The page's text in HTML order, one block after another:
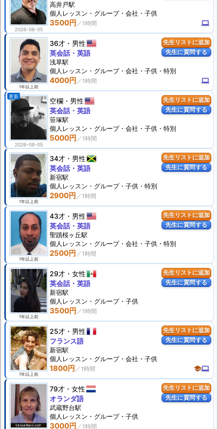
2026-08-05
3500円 computer
高井戸駅
個人 レッスン ・グループ・会社・子供
先生リストに追加
先生に質問する
1年以上前
36才 男性
4000円 computer
英会話・英語
浅草駅
個人 レッスン ・グループ・会社・子供・特別
先生リストに追加
先生に質問する
更新
2026-08-05
空欄 男性
5000円
英会話・英語
笹塚駅
個人 レッスン ・グループ・会社・子供・特別
先生リストに追加
先生に質問する
1年以上前
34才 男性
2900円
英会話・英語
新宿駅
個人 レッスン ・グループ・子供・特別
先生リストに追加
先生に質問する
1年以上前
43才 男性
2500円
英会話・英語
聖蹟桜ヶ丘駅
個人 レッスン ・グループ・会社・子供・特別
先生リストに追加
先生に質問する
1年以上前
29才 女性
3500円
英会話・英語
新宿駅
個人 レッスン ・グループ・子供
先生リストに追加
先生に質問する
1年以上前
25才 男性
1800円 schoolcomputer
フランス語
新宿駅
個人 レッスン ・グループ・会社・子供
先生リストに追加
先生に質問する
79才 女性
3000円
オランダ語
武蔵野台駅
個人 レッスン ・グループ・子供